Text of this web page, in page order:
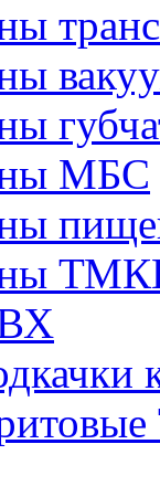
МБС